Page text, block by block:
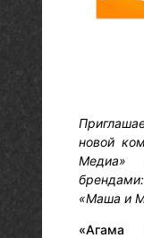
новой
Медиа»
«Маша и
«Агама